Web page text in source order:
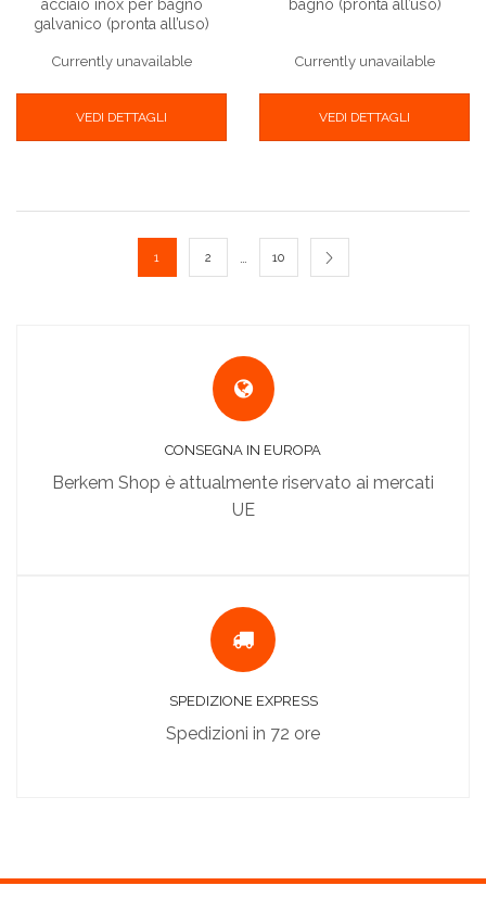
acciaio inox per bagno
galvanico (pronta all’uso)
Currently unavailable
VEDI DETTAGLI
bagno (pronta all’uso)
Currently unavailable
VEDI DETTAGLI
1 2 10
CONSEGNA IN EUROPA
Berkem Shop è attualmente riservato ai mercati
UE
SPEDIZIONE EXPRESS
Spedizioni in 72 ore